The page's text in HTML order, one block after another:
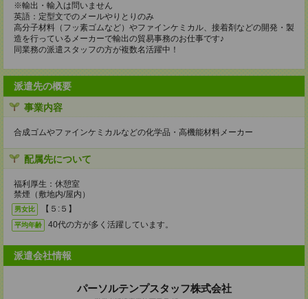
※輸出・輸入は問いません
英語：定型文でのメールやりとりのみ
高分子材料（フッ素ゴムなど）やファインケミカル、接着剤などの開発・製
造を行っているメーカーで輸出の貿易事務のお仕事です♪
同業務の派遣スタッフの方が複数名活躍中！
派遣先の概要
事業内容
合成ゴムやファインケミカルなどの化学品・高機能材料メーカー
配属先について
福利厚生：休憩室
禁煙（敷地内/屋内）
男女比 【５:５】
平均年齢 40代の方が多く活躍しています。
派遣会社情報
パーソルテンプスタッフ株式会社